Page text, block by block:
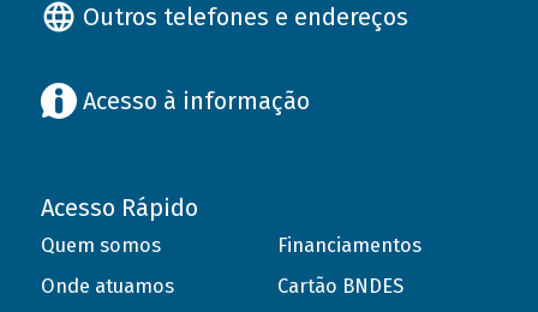
Outros telefones e endereços
Acesso à informação
Acesso Rápido
Quem somos
Onde atuamos
Financiamentos
Cartão BNDES